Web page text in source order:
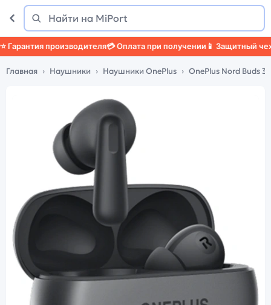
Поиск
Найти
производителя💳 Оплата при получении📱 Защитный чехол
Главная Наушники Наушники OnePlus OnePlus Nord Buds 3